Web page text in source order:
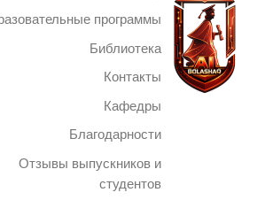
программы
Библиотека
Контакты
Кафедры
Благодарности
Отзывы выпускников и
студентов